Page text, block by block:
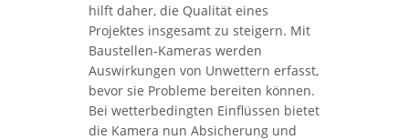
hilft daher, die Qualität eines
Projektes insgesamt zu steigern. Mit
Baustellen-Kameras werden
Auswirkungen von Unwettern erfasst,
bevor sie Probleme bereiten können.
Bei wetterbedingten Einflüssen bietet
die Kamera nun Absicherung und